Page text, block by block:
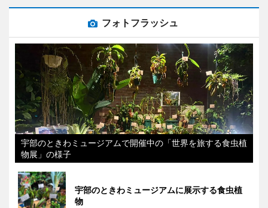
フォトフラッシュ
宇部のときわミュージアムで開催中の「世界を旅する食虫植
物展」の様子
宇部のときわミュージアムに展示する食虫植
物